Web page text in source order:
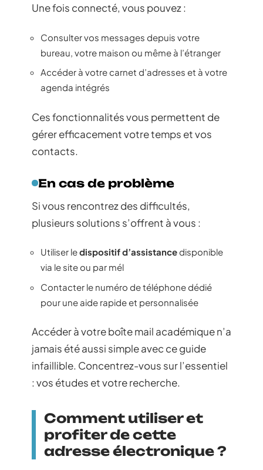
Une fois connecté, vous pouvez :
Consulter vos messages depuis votre
bureau, votre maison ou même à l’étranger
Accéder à votre carnet d’adresses et à votre
agenda intégrés
Ces fonctionnalités vous permettent de
gérer efficacement votre temps et vos
contacts.
En cas de problème
Si vous rencontrez des difficultés,
plusieurs solutions s’offrent à vous :
Utiliser ledispositif d’assistancedisponible
via le site ou par mél
Contacter le numéro de téléphone dédié
pour une aide rapide et personnalisée
Accéder à votre boîte mail académique n’a
jamais été aussi simple avec ce guide
infaillible. Concentrez-vous sur l’essentiel
: vos études et votre recherche.
Comment utiliser et
profiter de cette
adresse électronique ?